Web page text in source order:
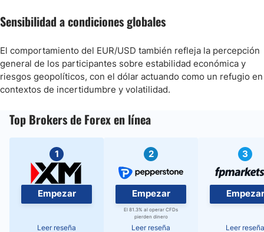
Sensibilidad a condiciones globales
El comportamiento del EUR/USD también refleja la percepción
general de los participantes sobre estabilidad económica y
riesgos geopolíticos, con el dólar actuando como un refugio en
contextos de incertidumbre y volatilidad.
Top Brokers de Forex en línea
1
Empezar
Leer reseña
2
Empezar
El 81.3% al operar CFDs
pierden dinero
Leer reseña
3
Empezar
Leer reseña